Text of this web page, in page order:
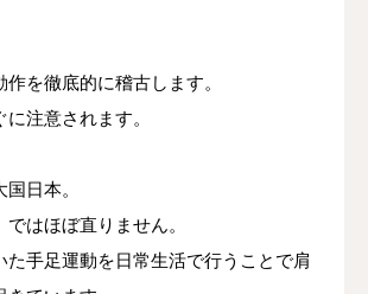
を徹底的に稽古します。
注意されます。
日本。
ではほぼ直りません。
た手足運動を日常生活で行うことで肩